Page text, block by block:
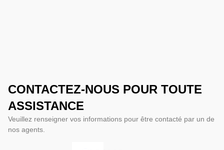
CONTACTEZ-NOUS POUR TOUTE
ASSISTANCE
Veuillez renseigner vos informations pour être contacté par un de
nos agents.